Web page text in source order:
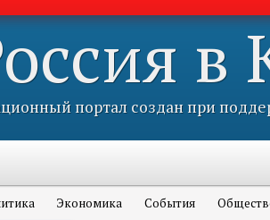
в
портал создан при
Экономика События